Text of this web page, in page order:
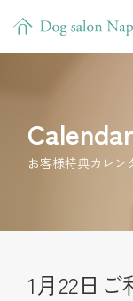
Calendar
お客様特典カレン
1月22日